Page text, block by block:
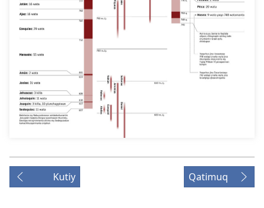
Kutiy Qatimuq